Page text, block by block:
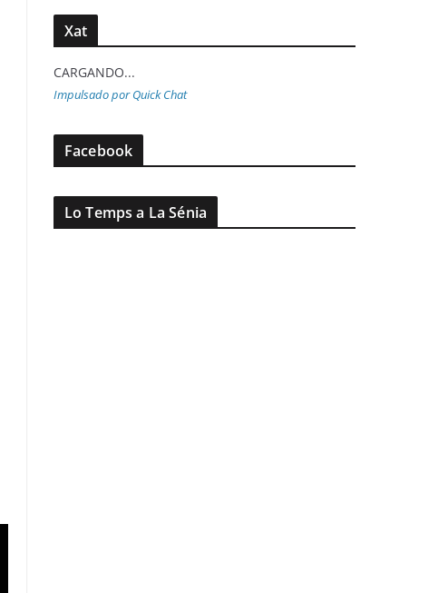
Xat
CARGANDO...
Impulsado por Quick Chat
Facebook
Lo Temps a La Sénia